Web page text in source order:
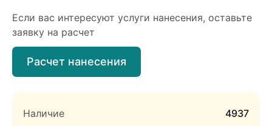
Если вас интересуют услуги нанесения, оставьте
заявку на расчет
Расчет нанесения
Наличие 4937